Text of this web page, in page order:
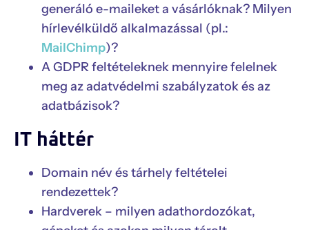
generáló e-maileket a vásárlóknak? Milyen
hírlevélküldő alkalmazással (pl.:
MailChimp)?
A GDPR feltételeknek mennyire felelnek
meg az adatvédelmi szabályzatok és az
adatbázisok?
IT háttér
Domain név és tárhely feltételei
rendezettek?
Hardverek – milyen adathordozókat,